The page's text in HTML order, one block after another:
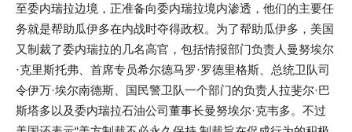
至委内瑞拉边境，正准备向委内瑞拉境内渗透，他们的主要任
务就是帮助瓜伊多在内战时夺得政权。为了帮助瓜伊多，美国
又制裁了委内瑞拉的几名高官，包括情报部门负责人曼努埃尔
·克里斯托弗、首席专员希尔德马罗·罗德里格斯、总统卫队司
令伊万·埃尔南德斯、国民警卫队一个部门的负责人拉斐尔·巴
斯塔多以及委内瑞拉石油公司董事长曼努埃尔·克韦多。不过